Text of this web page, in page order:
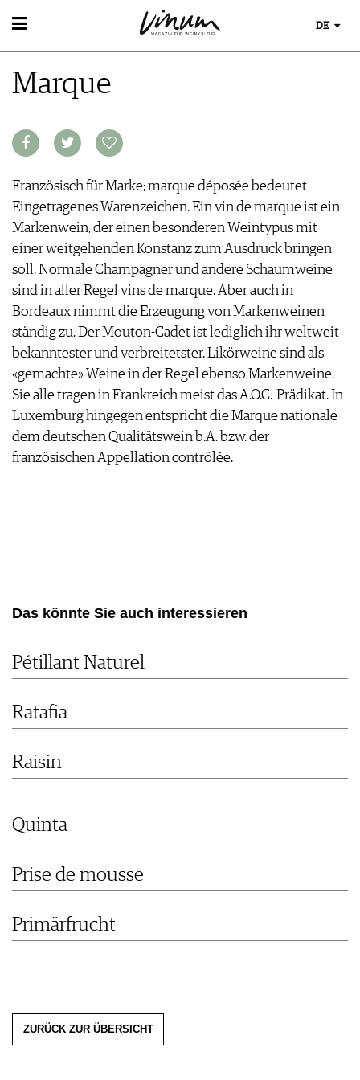
WEIN
WEINSUCHE
GUIDE WEINGÜTER
WINZER
WEINE DES MONATS
TRINKREIFETABELLE
CLUB LES DOMAINES
WEINWISSEN
WEINLEXIKON
WEINGESCHICHTE
INFOGRAFIKEN
TIPPS & TRICKS
NEWS
EVENTS
EVENTKALENDER
AWARDS
EVENT-BILDER
ESSEN & TRINKEN
FOOD PAIRING TABELLE
HOTSPOTS
WEINREISEN
MAGAZIN
REPORTAGEN
DOSSIER
WINEGUIDES
KLARTEXT
EXTRAS
ABO
MEDIATHEK
APPS
VIDEOS
BILDSTRECKEN
BÜCHER
NEWS
WEINWIRTSCHAFT
WEINSZENE
ANMELDEN
WEINSUCHE
REDAKTION
WERBUNG
IMPRESSUM
AGB & DATENSCHUTZ
DE
Marque
Französisch für Marke; marque déposée bedeutet
Eingetragenes Warenzeichen. Ein vin de marque ist ein
Markenwein, der einen besonderen Weintypus mit
einer weitgehenden Konstanz zum Ausdruck bringen
soll. Normale Champagner und andere Schaumweine
sind in aller Regel vins de marque. Aber auch in
Bordeaux nimmt die Erzeugung von Markenweinen
ständig zu. Der Mouton-Cadet ist lediglich ihr weltweit
bekanntester und verbreitetster. Likörweine sind als
«gemachte» Weine in der Regel ebenso Markenweine.
Sie alle tragen in Frankreich meist das A.O.C.-Prädikat. In
Luxemburg hingegen entspricht die Marque nationale
dem deutschen Qualitätswein b.A. bzw. der
französischen Appellation contrôlée.
Das könnte Sie auch interessieren
Pétillant Naturel
Ratafia
Raisin
Quinta
Prise de mousse
Primärfrucht
ZURÜCK ZUR ÜBERSICHT